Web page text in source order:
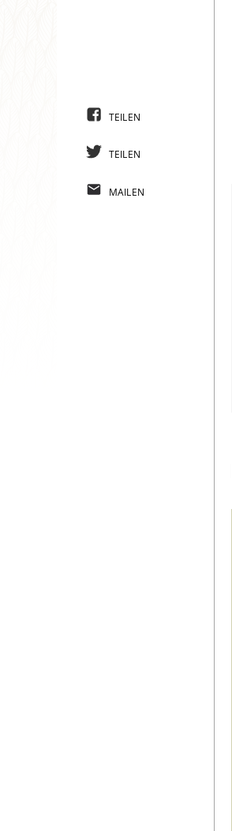
TEILEN
TEILEN
MAILEN